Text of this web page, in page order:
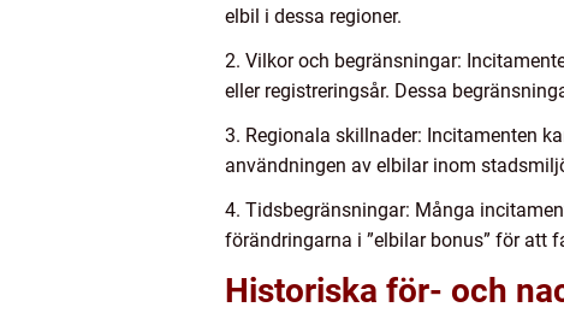
elbil i dessa regioner.
2. Vilkor och begränsningar:
eller registreringsår. Dessa
3. Regionala skillnader: Incitamenten
användningen av elbilar inom
4. Tidsbegränsningar: Många
förändringarna i ”elbilar bonus” för att
Historiska för- och